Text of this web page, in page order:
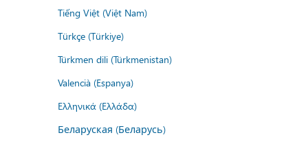
Tiếng Việt (Việt Nam)
Türkçe (Türkiye)
Türkmen dili (Türkmenistan)
Valencià (Espanya)
Ελληνικά (Ελλάδα)
Беларуская (Беларусь)